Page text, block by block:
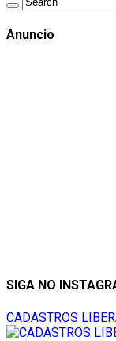
Anuncio
SIGA NO
CADASTROS